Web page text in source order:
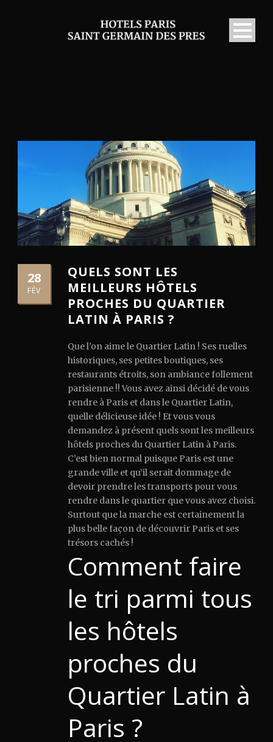
28
FÉV
QUELS SONT LES
MEILLEURS HÔTELS
PROCHES DU QUARTIER
LATIN À PARIS ?
Que l’on aime le Quartier Latin ! Ses ruelles
historiques, ses petites boutiques, ses
restaurants étroits, son ambiance follement
parisienne !! Vous avez ainsi décidé de vous
rendre à Paris et dans le Quartier Latin,
quelle délicieuse idée ! Et vous vous
demandez à présent quels sont les meilleurs
hôtels proches du Quartier Latin à Paris.
C’est bien normal puisque Paris est une
grande ville et qu’il serait dommage de
devoir prendre les transports pour vous
rendre dans le quartier que vous avez choisi.
Surtout que la marche est certainement la
plus belle façon de découvrir Paris et ses
trésors cachés !
Comment faire
le tri parmi tous
les hôtels
proches du
Quartier Latin à
Paris ?